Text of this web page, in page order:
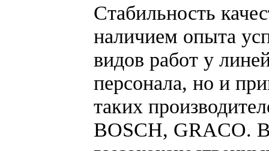
Стабильность
наличием опыта
видов работ у
персонала, но и
таких
BOSCH, GRACO.